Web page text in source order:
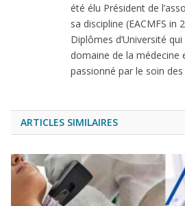
été élu Président de
sa discipline (EACMFS in
Diplômes d’Université
domaine de la médecine
passionné par le soin
ARTICLES SIMILAIRES